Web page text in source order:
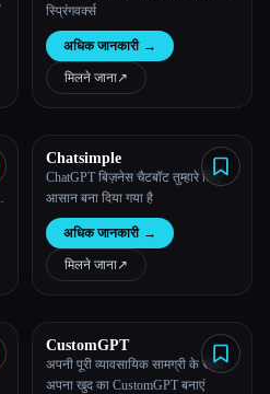
स्प्रिंगवर्क्स
अधिक जानकारी →
मिलने जाना↗︎
Chatsimple
ChatGPT बिज़नेस चैटबॉट तुम्हारे लिए
आसान बना दिया गया है
अधिक जानकारी →
मिलने जाना↗︎
CustomGPT
अपनी पूरी व्यावसायिक सामग्री के साथ
अपना खुद का CustomGPT बनाएं